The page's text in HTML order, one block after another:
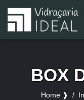
BOX
Home ❱